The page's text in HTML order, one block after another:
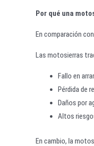
Por qué una
En comparación
Las motosierras
Fallo en
Pérdida de
Daños por
Altos
En cambio, la